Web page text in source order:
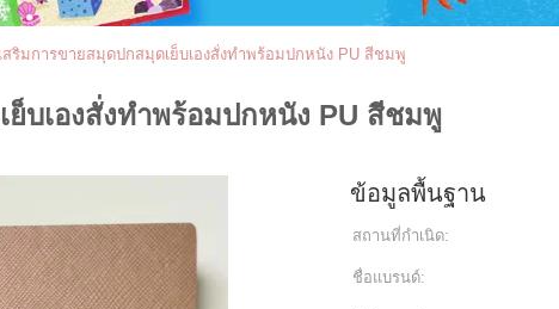
สริมการขายสมุดปกสมุดเย็บเองสั่งทำพร้อมปกหนัง PU สีชมพู
บเองสั่งทำพร้อมปกหนัง PU สีชมพู
ข้อมูลพื้นฐาน
สถานที่กำเนิด:
ชื่อแบรนด์: